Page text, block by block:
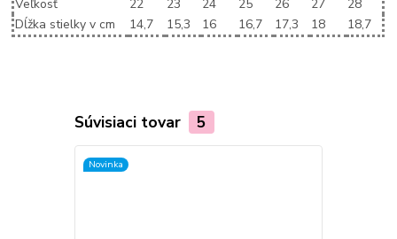
Veľkosť 22 23 24 25 26 27
28
Dĺžka stielky v cm
14,7 15,3 16 16,7 17,3 18 18,7
Súvisiaci tovar 5
Novinka